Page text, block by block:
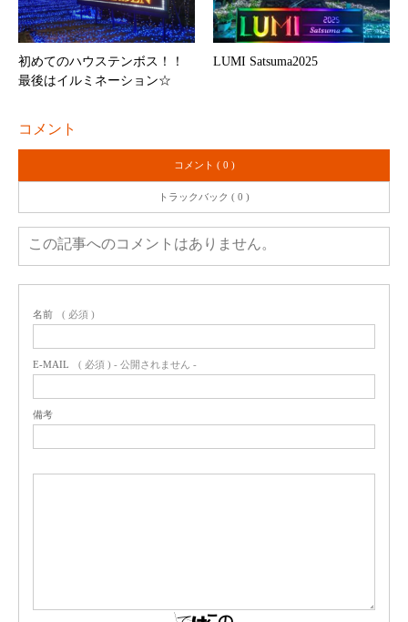
初めてのハウステンボス！！
最後はイルミネーション☆
LUMI Satsuma2025
コメント
コメント ( 0 )
トラックバック ( 0 )
この記事へのコメントはありません。
名前 ( 必須 )
E-MAIL ( 必須 ) - 公開されません -
備考